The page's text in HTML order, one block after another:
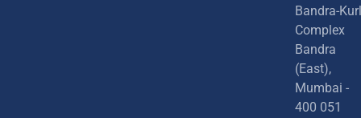
Bandra-
Complex
Bandra
(East),
Mumbai -
400 051